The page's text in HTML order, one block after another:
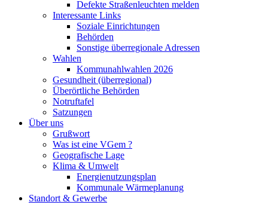
Defekte Straßenleuchten melden
Interessante Links
Soziale Einrichtungen
Behörden
Sonstige überregionale Adressen
Wahlen
Kommunahlwahlen 2026
Gesundheit (überregional)
Überörtliche Behörden
Notruftafel
Satzungen
Über uns
Grußwort
Was ist eine VGem ?
Geografische Lage
Klima & Umwelt
Energienutzungsplan
Kommunale Wärmeplanung
Standort & Gewerbe